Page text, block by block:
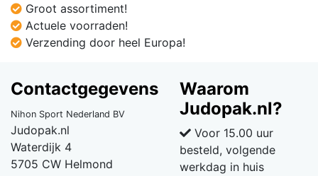
Groot assortiment!
Actuele voorraden!
Verzending door heel Europa!
Contactgegevens
Nihon Sport Nederland BV
Judopak.nl
Waterdijk 4
5705 CW Helmond
Waarom
Judopak.nl?
Voor 15.00 uur
besteld, volgende
werkdag in huis